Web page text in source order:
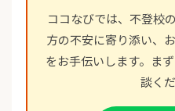
ココなびでは、不登校
方の不安に寄り添い、
をお手伝いします。ま
談く